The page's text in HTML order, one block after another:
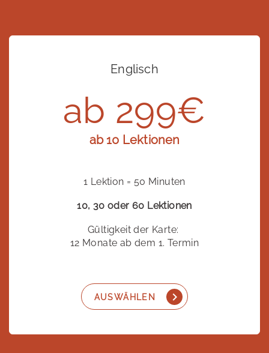
Englisch
ab 299€
ab 10 Lektionen
1 Lektion = 50 Minuten
10, 30 oder 60 Lektionen
Gültigkeit der Karte:
12 Monate ab dem 1. Termin
AUSWÄHLEN